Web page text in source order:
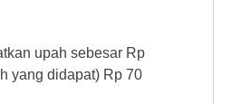
upah sebesar Rp
yang didapat) Rp 70